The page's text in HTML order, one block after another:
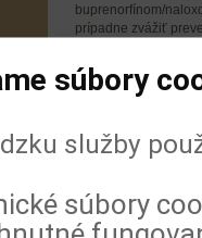
buprenorfínom/
prípadne zvážiť
0802 | Zásady
súbory
služby
súbory